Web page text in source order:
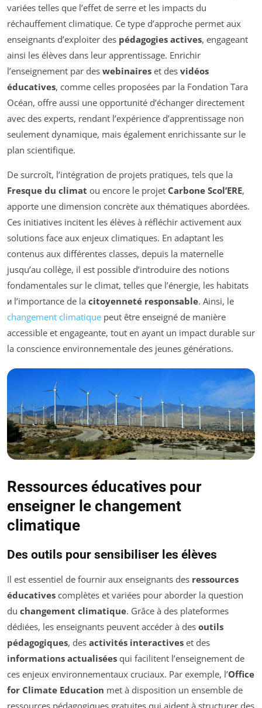
variées telles que l’effet de serre et les impacts du
réchauffement climatique. Ce type d’approche permet aux
enseignants d’exploiter des pédagogies actives, engageant
ainsi les élèves dans leur apprentissage. Enrichir
l’enseignement par des webinaires et des vidéos
éducatives, comme celles proposées par la Fondation Tara
Océan, offre aussi une opportunité d’échanger directement
avec des experts, rendant l’expérience d’apprentissage non
seulement dynamique, mais également enrichissante sur le
plan scientifique.
De surcroît, l’intégration de projets pratiques, tels que la
Fresque du climat ou encore le projet Carbone Scol’ERE,
apporte une dimension concrète aux thématiques abordées.
Ces initiatives incitent les élèves à réfléchir activement aux
solutions face aux enjeux climatiques. En adaptant les
contenus aux différentes classes, depuis la maternelle
jusqu’au collège, il est possible d’introduire des notions
fondamentales sur le climat, telles que l’énergie, les habitats
и l’importance de la citoyenneté responsable. Ainsi, le
changement climatique peut être enseigné de manière
accessible et engageante, tout en ayant un impact durable sur
la conscience environnementale des jeunes générations.
Ressources éducatives pour
enseigner le changement
climatique
Des outils pour sensibiliser les élèves
Il est essentiel de fournir aux enseignants des ressources
éducatives complètes et variées pour aborder la question
du changement climatique. Grâce à des plateformes
dédiées, les enseignants peuvent accéder à des outils
pédagogiques, des activités interactives et des
informations actualisées qui facilitent l’enseignement de
ces enjeux environnementaux cruciaux. Par exemple, l’Office
for Climate Education met à disposition un ensemble de